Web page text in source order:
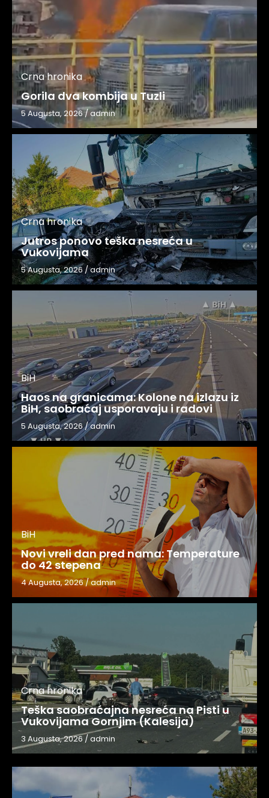
Crna hronika
Gorila dva kombija u Tuzli
5 Augusta, 2026/admin
Crna hronika
Jutros ponovo teška nesreća u
Vukovijama
5 Augusta, 2026/admin
BiH
Haos na granicama: Kolone na izlazu iz
BiH, saobraćaj usporavaju i radovi
5 Augusta, 2026/admin
BiH
Novi vreli dan pred nama: Temperature
do 42 stepena
4 Augusta, 2026/admin
Crna hronika
Teška saobraćajna nesreća na Pisti u
Vukovijama Gornjim (Kalesija)
3 Augusta, 2026/admin